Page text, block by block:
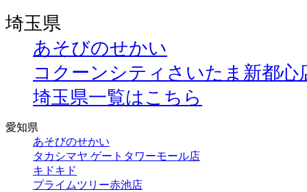
埼玉県
あそびのせかい
コクーンシティさいたま新都心
埼玉県一覧はこちら
愛知県
あそびのせかい
タカシマヤ ゲートタワーモール店
キドキド
プライムツリー赤池店